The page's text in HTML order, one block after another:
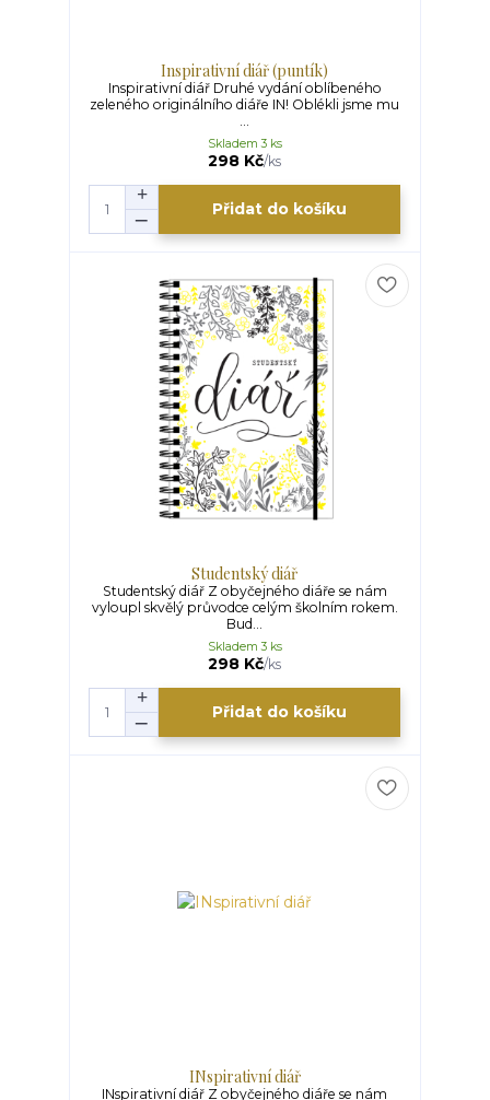
Inspirativní diář (puntík)
Inspirativní diář Druhé vydání oblíbeného
zeleného originálního diáře IN! Oblékli jsme mu
298 Kč/ks
Skladem 3 ks
Přidat do košíku
Studentský diář
Studentský diář Z obyčejného diáře se nám
vyloupl skvělý průvodce celým školním rokem.
Bud...
298 Kč/ks
Skladem 3 ks
Přidat do košíku
INspirativní diář
INspirativní diář Z obyčejného diáře se nám